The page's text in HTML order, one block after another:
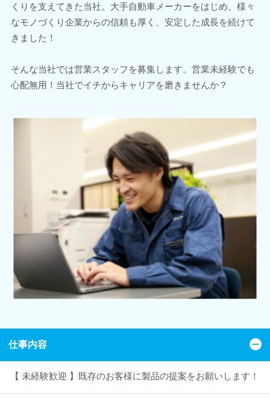
くりを支えてきた当社。大手自動車メーカーをはじめ、様々
なモノづくり企業からの信頼も厚く、安定した成長を続けて
きました！
そんな当社では営業スタッフを募集します。営業未経験でも
心配無用！当社でイチからキャリアを磨きませんか？
仕事内容
【 未経験歓迎 】既存のお客様に製品の提案をお願いします！